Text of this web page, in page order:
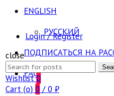
ENGLISH
РУССКИЙ
ПОДПИСАТЬСЯ НА
FAQ
Login / Register
close
Search
for:
Wishlist0
Cart (o) 0 / 0 ₽